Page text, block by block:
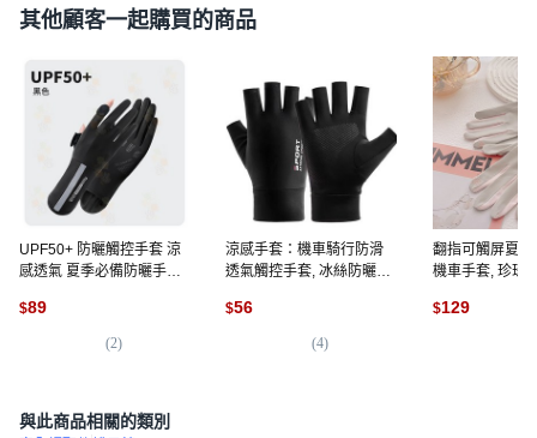
其他顧客一起購買的商品
UPF50+ 防曬觸控手套 涼
感透氣 夏季必備防曬手套
曬 冰絲手套 涼感手套 透氣
手套 觸控手套 運動手套 外
送手套 透氣 機車, 【可觸
$89
(2)
涼感手套：機車騎行防滑
透氣觸控手套, 冰絲防曬手
$56
(4)
翻指可觸屏夏天
機車手套, 珍珠
$129
與此商品相關的類別